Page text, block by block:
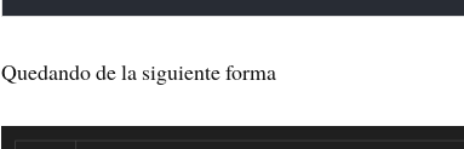
Quedando de la siguiente forma